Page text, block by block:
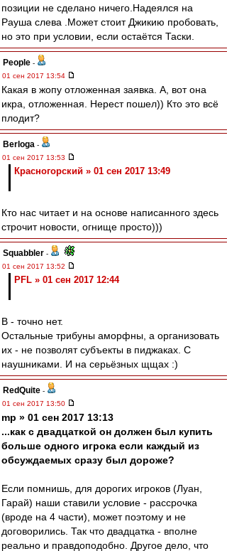
позиции не сделано ничего.Надеялся на
Рауша слева .Может стоит Джикию пробовать,
но это при условии, если остаётся Таски.
People -
01 сен 2017 13:54
Какая в жопу отложенная заявка. А, вот она
икра, отложенная. Нерест пошел)) Кто это всё
плодит?
Berloga -
01 сен 2017 13:53
Красногорский » 01 сен 2017 13:49
Кто нас читает и на основе написанного здесь
строчит новости, огнище просто)))
Squabbler -
01 сен 2017 13:52
PFL » 01 сен 2017 12:44
В - точно нет.
Остальные трибуны аморфны, а организовать
их - не позволят субъекты в пиджаках. С
наушниками. И на серьёзных щщах :)
RedQuite -
01 сен 2017 13:50
mp » 01 сен 2017 13:13
...как с двадцаткой он должен был купить
больше одного игрока если каждый из
обсуждаемых сразу был дороже?
Если помнишь, для дорогих игроков (Луан,
Гарай) наши ставили условие - рассрочка
(вроде на 4 части), может поэтому и не
договорились. Так что двадцатка - вполне
реально и правдоподобно. Другое дело, что